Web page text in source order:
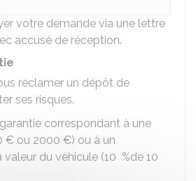
votre demande via une lettre
accusé de réception.
réclamer un dépôt de
ses risques.
correspondant à une
€ ou 2000 €) ou à un
du véhicule (10 %de 10